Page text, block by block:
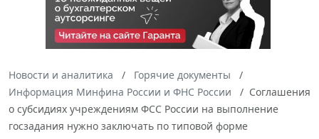
Новости и аналитика
Горячие документы
Информация Минфина России и ФНС России
Соглашения
о субсидиях учреждениям ФСС России на выполнение
госзадания нужно заключать по типовой форме